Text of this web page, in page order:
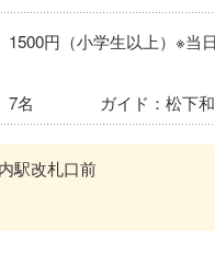
1500円（小学生以上）※当
7名 ガイド：松下和
駅改札口前